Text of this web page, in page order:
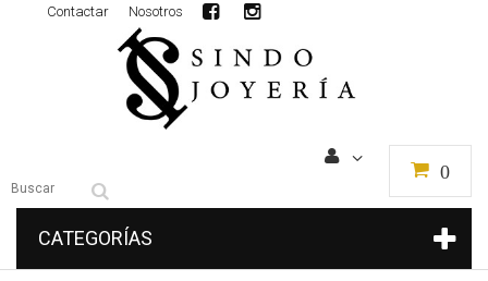
0
Nosotros
Contactar
CATEGORÍAS